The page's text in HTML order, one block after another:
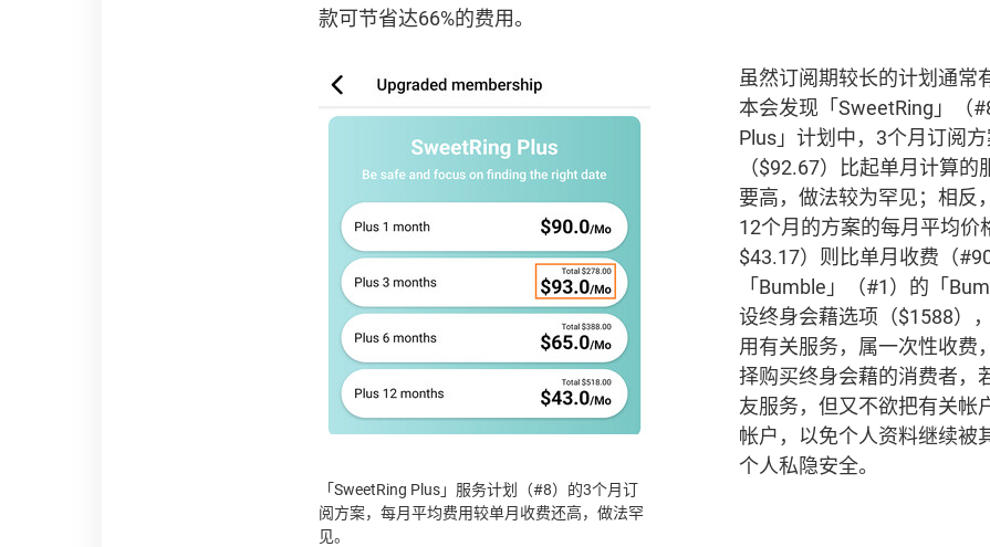
款可节省达66%的费用。
「SweetRing Plus」服务计划（#8）的3个月订
阅方案，每月平均费用较单月收费还高，做法罕
见。
虽然订阅期较长的计划通常
本会发现「SweetRing」（
Plus」计划中，3个月订阅
（$92.67）比起单月计算
要高，做法较为罕见；相反
12个月的方案的每月平均价
$43.17）则比单月收费（
「Bumble」（#1）的「
设终身会藉选项（$1588）
用有关服务，属一次性收费
择购买终身会藉的消费者，
友服务，但又不欲把有关帐
帐户，以免个人资料继续被
个人私隐安全。